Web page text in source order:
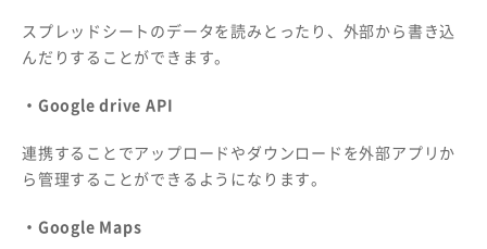
スプレッドシートのデータを読みとったり、外部から書き込
んだりすることができます。
・Google drive API
連携することでアップロードやダウンロードを外部アプリか
ら管理することができるようになります。
・Google Maps